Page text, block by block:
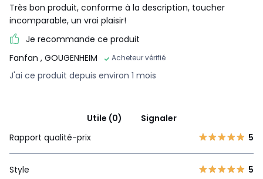
Très bon produit, conforme à la description, toucher
incomparable, un vrai plaisir!
Je recommande ce produit
Fanfan , GOUGENHEIM Acheteur vérifié
J'ai ce produit depuis environ 1 mois
Utile (0)
Signaler
Rapport qualité-prix
5
Style 5